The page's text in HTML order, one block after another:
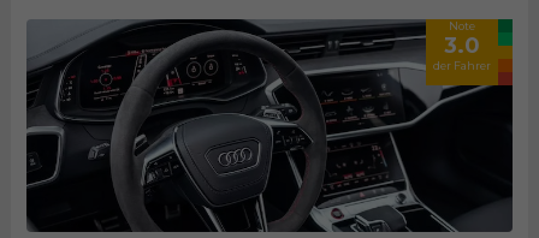
Note
3.0
der Fahrer